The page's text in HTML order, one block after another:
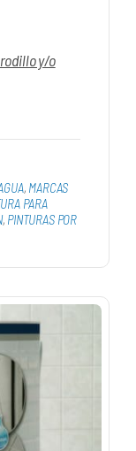
y/o
, MARCAS
PARA
, PINTURAS POR